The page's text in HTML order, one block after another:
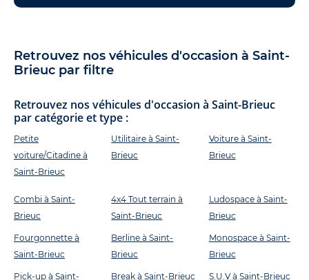
Retrouvez nos véhicules d'occasion à Saint-
Brieuc par filtre
Retrouvez nos véhicules d'occasion à Saint-Brieuc
par catégorie et type :
Petite
voiture/Citadine à
Saint-Brieuc
Utilitaire à Saint-
Brieuc
Voiture à Saint-
Brieuc
Combi à Saint-
Brieuc
Fourgonnette à
Saint-Brieuc
Pick-up à Saint-
4x4 Tout terrain à
Saint-Brieuc
Berline à Saint-
Brieuc
Break à Saint-Brieuc
Ludospace à Saint-
Brieuc
Monospace à Saint-
Brieuc
S.U.V à Saint-Brieuc